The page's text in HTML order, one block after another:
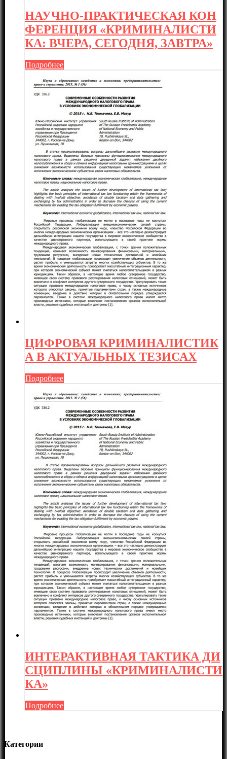
НАУЧНО-ПРАКТИЧЕСКАЯ КОН
ФЕРЕНЦИЯ «КРИМИНАЛИСТИ
КА: ВЧЕРА, СЕГОДНЯ, ЗАВТРА»
Подробнее
ЦИФРОВАЯ КРИМИНАЛИСТИК
А В АКТУАЛЬНЫХ ТЕЗИСАХ
Подробнее
ИНТЕРАКТИВНАЯ ТАКТИКА ДИ
СЦИПЛИНЫ «КРИМИНАЛИСТИ
КА»
Подробнее
Категории